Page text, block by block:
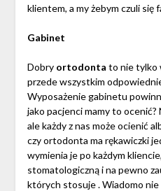
klientem, a my żebym czuli się
Gabinet
Dobry ortodonta to nie tylko
przede wszystkim
Wyposażenie gabinetu
jako pacjenci mamy to
ale każdy z nas może ocienić
czy ortodonta ma rękawiczki
wymienia je po każdym
stomatologiczną i na pewno
których stosuje . Wiadomo